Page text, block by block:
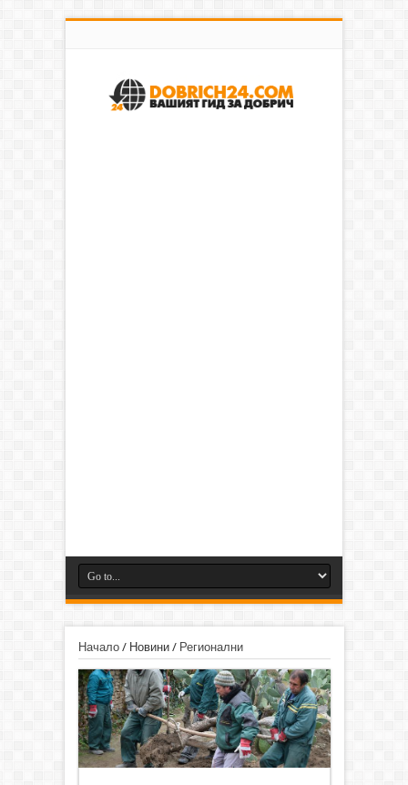
Начало/ Новини/ Регионални